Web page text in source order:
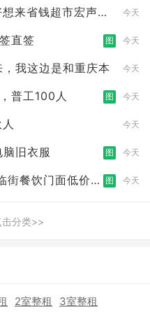
想来省钱超市宏声桥
今天
直签 图 今天
我这边是和重庆本 今天
普工100人 图 今天
今天
旧衣服 图 今天
街餐饮门面低价转
图 今天
分类>>
2室整租
3室整租